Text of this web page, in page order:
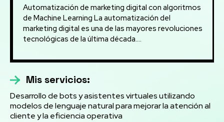
Automatización de marketing digital con algoritmos
de Machine Learning La automatización del
marketing digital es una de las mayores revoluciones
tecnológicas de la última década....
Mis servicios:
Desarrollo de bots y asistentes virtuales utilizando
modelos de lenguaje natural para mejorar la atención al
cliente y la eficiencia operativa